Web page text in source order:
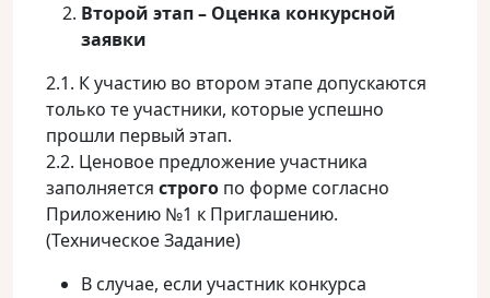
Второй этап – Оценка конкурсной
заявки
2.1. К участию во втором этапе допускаются
только те участники, которые успешно
прошли первый этап.
2.2. Ценовое предложение участника
заполняется строго по форме согласно
Приложению №1 к Приглашению.
(Техническое Задание)
В случае, если участник конкурса